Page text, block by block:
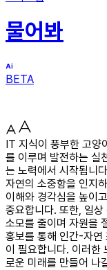
물어봐
BETA
IT 지식이 풍부한 고양
를 이루며 발전하는 실
는 노력에서 시작됩니
자연의 소중함을 인지
이해와 경각심을 높이
중요합니다. 또한, 일
소모를 줄이며 자원을
홍보를 통해 인간-자연
이 필요합니다. 이러한
로운 미래를 만들어 나